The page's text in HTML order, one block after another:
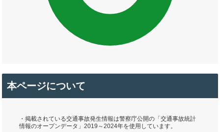
本ページについて
・掲載されている交通事故発生情報は警察庁公開の「交通事故統計
情報のオープンデータ」2019～2024年を使用しています。